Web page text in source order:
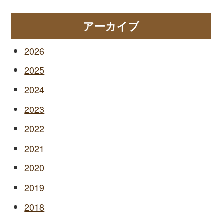
アーカイブ
2026
2025
2024
2023
2022
2021
2020
2019
2018